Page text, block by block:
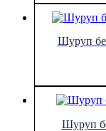
Шуруп
Шуруп